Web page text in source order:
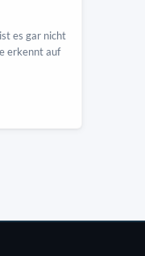
es gar nicht
erkennt auf